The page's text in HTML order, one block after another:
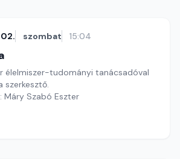
szombat 15:04
élelmiszer-tudományi tanácsadóval
szerkesztő.
Máry Szabó Eszter